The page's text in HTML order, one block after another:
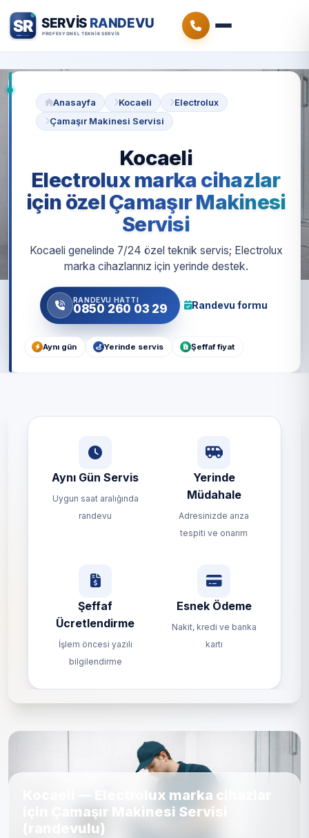
Anasayfa Kocaeli
Electrolux
Çamaşır Makinesi Servisi
Kocaeli
Electrolux marka cihazlar
için özel Çamaşır Makinesi
Servisi
Kocaeli genelinde 7/24 özel teknik servis; Electrolux
marka cihazlarınız için yerinde destek.
RANDEVU HATTI
0850 260 03 29 Randevu formu
Aynı gün Yerinde servis Şeffaf fiyat
Aynı Gün Servis
Uygun saat aralığında
randevu
Yerinde
Müdahale
Adresinizde arıza
tespiti ve onarım
Şeffaf
Ücretlendirme
İşlem öncesi yazılı
bilgilendirme
Esnek Ödeme
Nakit, kredi ve banka
kartı
Kocaeli — Electrolux marka cihazlar
için Çamaşır Makinesi Servisi
(randevulu)